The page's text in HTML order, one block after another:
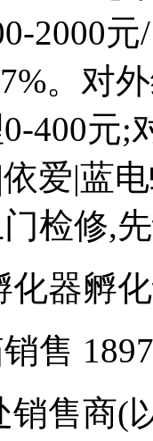
2000
。对
400元;
爱|蓝
检修,
化器孵
售
销售商(